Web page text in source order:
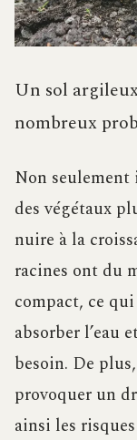
Un sol
nombreux
Non
des végétaux
nuire à la
racines ont du
compact, ce
absorber l’eau
besoin. De
provoquer un
ainsi les